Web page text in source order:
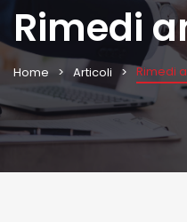
Rimedi
Home Articoli Rimedi